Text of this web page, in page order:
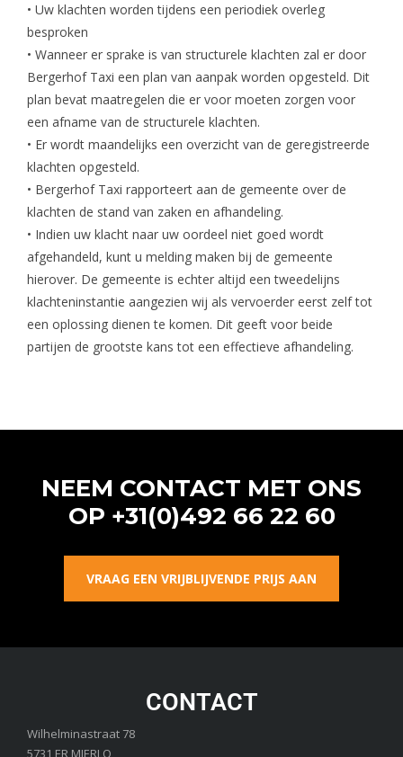
• Uw klachten worden tijdens een periodiek overleg
besproken
• Wanneer er sprake is van structurele klachten zal er door
Bergerhof Taxi een plan van aanpak worden opgesteld. Dit
plan bevat maatregelen die er voor moeten zorgen voor
een afname van de structurele klachten.
• Er wordt maandelijks een overzicht van de geregistreerde
klachten opgesteld.
• Bergerhof Taxi rapporteert aan de gemeente over de
klachten de stand van zaken en afhandeling.
• Indien uw klacht naar uw oordeel niet goed wordt
afgehandeld, kunt u melding maken bij de gemeente
hierover. De gemeente is echter altijd een tweedelijns
klachteninstantie aangezien wij als vervoerder eerst zelf tot
een oplossing dienen te komen. Dit geeft voor beide
partijen de grootste kans tot een effectieve afhandeling.
NEEM CONTACT MET ONS
OP +31(0)492 66 22 60
VRAAG EEN VRIJBLIJVENDE PRIJS AAN
CONTACT
Wilhelminastraat 78
5731 ER MIERLO